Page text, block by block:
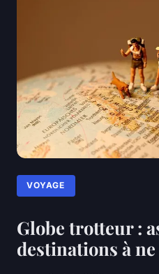
VOYAGE
Globe trotteur :
destinations à